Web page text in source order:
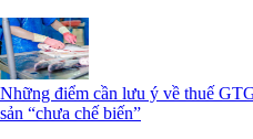
Những điểm cần lưu ý về thuế
sản “chưa chế biến”